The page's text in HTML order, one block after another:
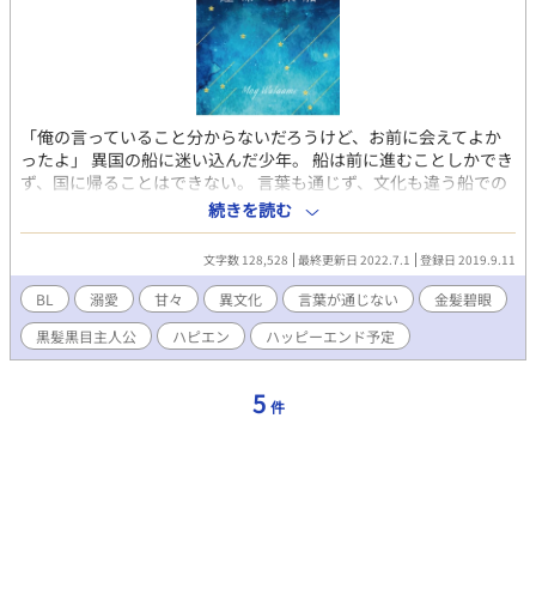
「俺の言っていること分からないだろうけど、お前に会えてよか
ったよ」 異国の船に迷い込んだ少年。 船は前に進むことしかでき
ず、国に帰ることはできない。 言葉も通じず、文化も違う船での
生活に戸惑いながらも、船員に心を開いていく。 金髪碧眼青年 ｘ
黒髪黒目少年 文化・言語の壁を越えて溺愛されるお話。 （シリア
ス時々お転婆っこ登場）
続きを読む
文字数 128,528 最終更新日 2022.7.1 登録日 2019.9.11
BL 溺愛 甘々 異文化 言葉が通じない
金髪碧眼
黒髪黒目主人公
ハピエン ハッピーエンド予定
5 件